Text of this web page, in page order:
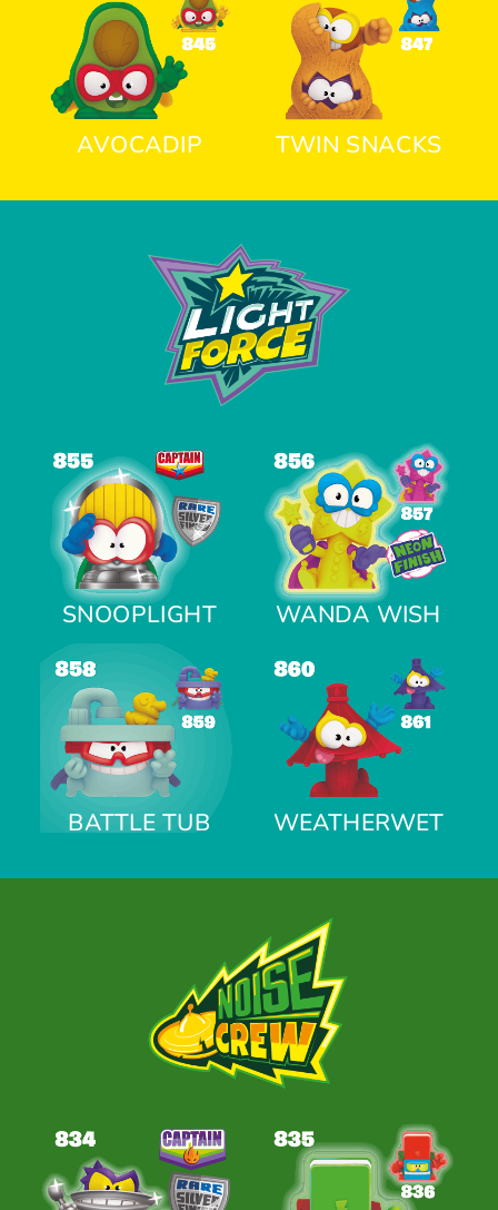
AVOCADIP TWIN SNACKS
SNOOPLIGHT WANDA WISH
BATTLE TUB WEATHERWET